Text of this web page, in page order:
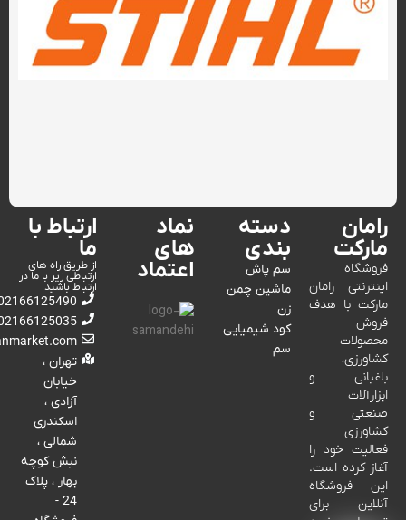
رامان
مارکت
فروشگاه
اینترنتی رامان
مارکت با هدف
فروش
محصولات
کشاورزی،
باغبانی و
ابزارآلات
صنعتی و
کشاورزی
فعالیت خود را
آغاز کرده است.
این فروشگاه
آنلاین برای
دسته
بندی
سم پاش
ماشین چمن
زن
کود شیمیایی
سم
نماد
های
اعتماد
ارتباط با
ما
از طریق راه های
ارتباطی زیر با ما در
ارتباط باشید
تهران ،
خیابان
آزادی ،
اسکندری
شمالی ،
نبش کوچه
بهار ، پلاک
24 -